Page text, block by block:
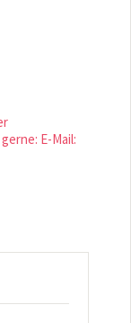
E-Mail: